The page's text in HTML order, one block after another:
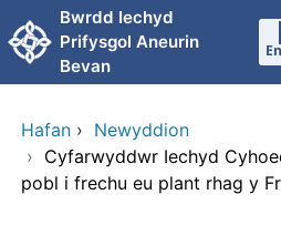
Neidio i'r prif gynnwy
Bwrdd Iechyd
Prifysgol Aneurin
Bevan
Hafan › Newyddion
› Cyfarwyddwr Iechyd
pobl i frechu eu plant rhag y